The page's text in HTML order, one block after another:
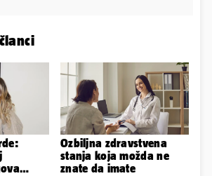
Ozbiljna zdravstvena
stanja koja možda ne
znate da imate